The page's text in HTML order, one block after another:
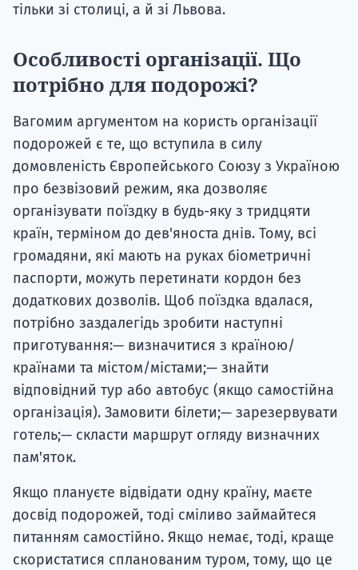
тільки зі столиці, а й зі Львова.
Особливості організації. Що
потрібно для подорожі?
Вагомим аргументом на користь організації
подорожей є те, що вступила в силу
домовленість Європейського Союзу з Україною
про безвізовий режим, яка дозволяє
організувати поїздку в будь-яку з тридцяти
країн, терміном до дев'яноста днів. Тому, всі
громадяни, які мають на руках біометричні
паспорти, можуть перетинати кордон без
додаткових дозволів. Щоб поїздка вдалася,
потрібно заздалегідь зробити наступні
приготування:— визначитися з країною/
країнами та містом/містами;— знайти
відповідний тур або автобус (якщо самостійна
організація). Замовити білети;— зарезервувати
готель;— скласти маршрут огляду визначних
пам'яток.
Якщо плануєте відвідати одну країну, маєте
досвід подорожей, тоді сміливо займайтеся
питанням самостійно. Якщо немає, тоді, краще
скористатися спланованим туром, тому, що це